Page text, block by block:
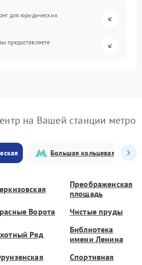
для юридических
предоставляете
на Вашей станции метро
Большая кольцевая
Преображенская
площадь
Ворота Чистые пруды
Ряд
Библиотека
имени Ленина
Спортивная